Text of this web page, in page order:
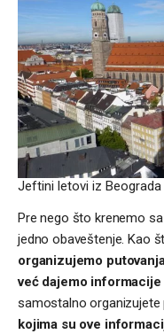
Jeftini letovi iz Beograda
Pre nego što krenemo
jedno obaveštenje. Kao
organizujemo
već dajemo
samostalno organizujete
kojima su ove